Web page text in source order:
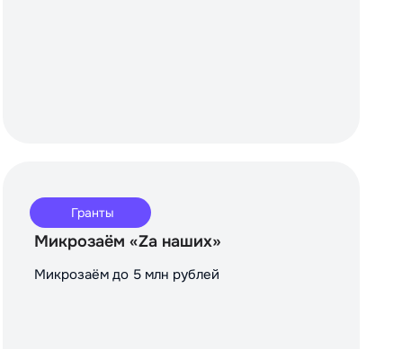
Гранты
Микрозаём «Za наших»
Микрозаём до 5 млн рублей